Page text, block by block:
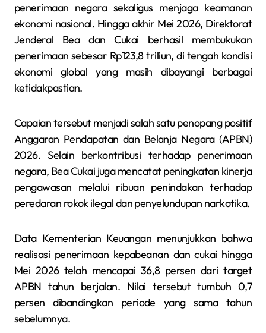
penerimaan negara sekaligus menjaga keamanan
ekonomi nasional. Hingga akhir Mei 2026, Direktorat
Jenderal Bea dan Cukai berhasil membukukan
penerimaan sebesar Rp123,8 triliun, di tengah kondisi
ekonomi global yang masih dibayangi berbagai
ketidakpastian.
Capaian tersebut menjadi salah satu penopang positif
Anggaran Pendapatan dan Belanja Negara (APBN)
2026. Selain berkontribusi terhadap penerimaan
negara, Bea Cukai juga mencatat peningkatan kinerja
pengawasan melalui ribuan penindakan terhadap
peredaran rokok ilegal dan penyelundupan narkotika.
Data Kementerian Keuangan menunjukkan bahwa
realisasi penerimaan kepabeanan dan cukai hingga
Mei 2026 telah mencapai 36,8 persen dari target
APBN tahun berjalan. Nilai tersebut tumbuh 0,7
persen dibandingkan periode yang sama tahun
sebelumnya.